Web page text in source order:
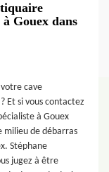
Gouex dans
cave
Et si vous contactez
à Gouex
milieu de débarras
Stéphane
jugez à être